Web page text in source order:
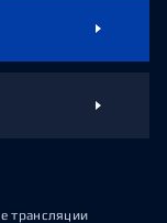
трансляции